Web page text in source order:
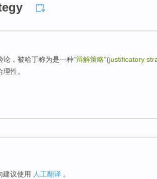
，被哈丁称为是一种“辩解策略”(justificatory
性。
建议使用 人工翻译 。